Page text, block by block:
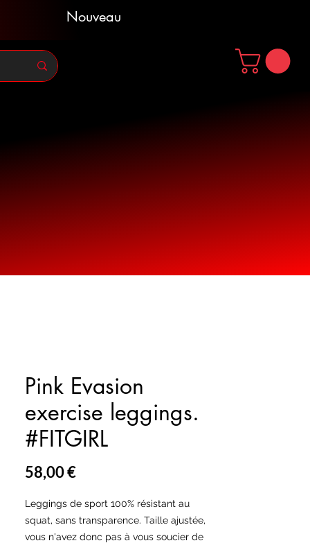
Nouveau
Pink Evasion
exercise leggings.
#FITGIRL
58,00 €Prix
Leggings de sport 100% résistant au
squat, sans transparence. Taille ajustée,
vous n'avez donc pas à vous soucier de